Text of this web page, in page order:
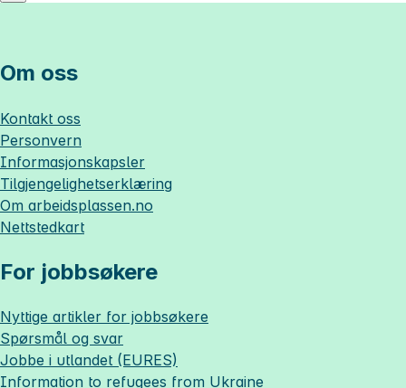
Om oss
Kontakt oss
Personvern
Informasjonskapsler
Tilgjengelighetserklæring
Om arbeidsplassen.no
Nettstedkart
For jobbsøkere
Nyttige artikler for jobbsøkere
Spørsmål og svar
Jobbe i utlandet (EURES)
Information to refugees from Ukraine